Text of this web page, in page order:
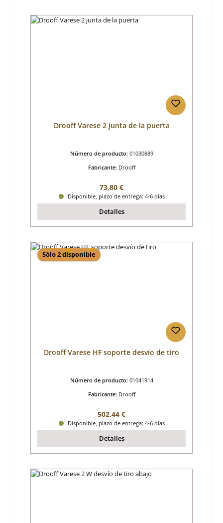
Drooff Varese 2 junta de la puerta
Número de producto: 01030889
Fabricante: Drooff
Precio normal:
73,80 €
Disponible, plazo de entrega: 4-6 días
Detalles
Sólo 2 disponible
Drooff Varese HF soporte desvío de tiro
Número de producto: 01041914
Fabricante: Drooff
Precio normal:
502,44 €
Disponible, plazo de entrega: 4-6 días
Detalles